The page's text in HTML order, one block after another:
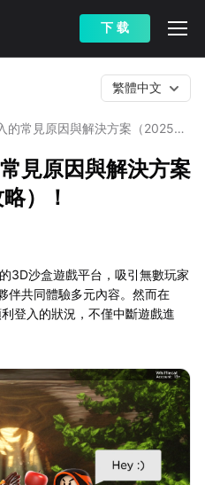
下 载
的常見原因與解決方案（2025最
繁體中文
見原因與解決方案
）！
3D沙盒遊戲平台，吸引無數玩家
伴共同體驗多元內容。然而在
登入的狀況，不僅中斷遊戲進